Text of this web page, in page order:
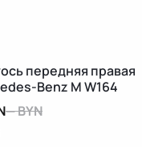
передняя правая
Benz M W164
—BYN